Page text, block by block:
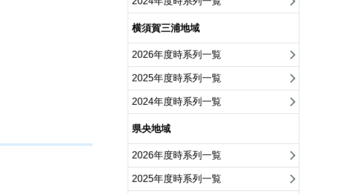
横須賀三浦地域
2026年度時系列一覧
2025年度時系列一覧
2024年度時系列一覧
県央地域
2026年度時系列一覧
2025年度時系列一覧